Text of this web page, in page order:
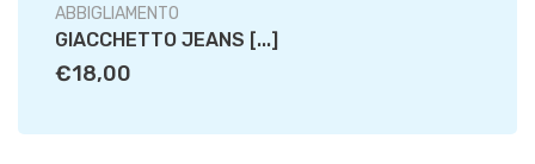
ABBIGLIAMENTO
GIACCHETTO JEANS [...]
€18,00